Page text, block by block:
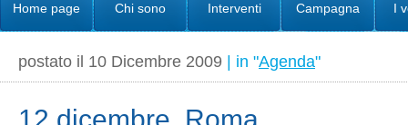
Home page Chi sono Interventi Campagna I
postato il 10 Dicembre 2009 | in "Agenda"